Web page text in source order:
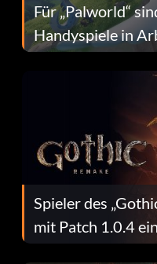
Für „Palworld“
Handyspiele in
dafür.
Spieler des
mit Patch 1.0.4